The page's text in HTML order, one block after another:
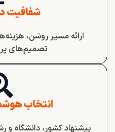
شفافیت
ارائه مسیر روشن،
تصمیم‌های
انتخاب
پیشنهاد کشور، دانشگاه و